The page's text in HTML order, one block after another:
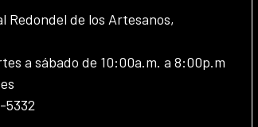
Redondel de los Artesanos,
a sábado de 10:00a.m. a 8:00p.m
5332